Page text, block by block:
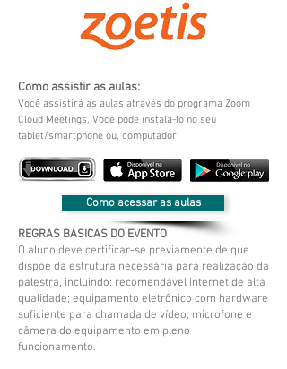
Como acessar as aulas
Como assistir as aulas:
Você assistirá as aulas através do programa Zoom
Cloud Meetings. Você pode instalá-lo no seu
tablet/smartphone ou, computador.
REGRAS BÁSICAS DO EVENTO
O aluno deve certificar-se previamente de que
dispõe da estrutura necessária para realização da
palestra, incluindo: recomendável internet de alta
qualidade; equipamento eletrônico com hardware
suficiente para chamada de vídeo; microfone e
câmera do equipamento em pleno
funcionamento.